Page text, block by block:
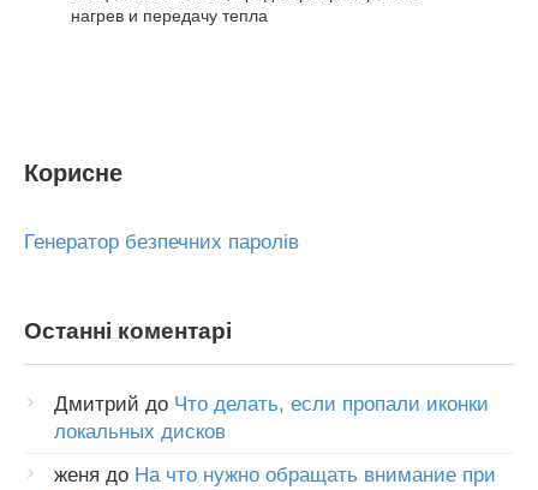
нагрев и передачу тепла
Корисне
Генератор безпечних паролів
Останні коментарі
Дмитрий до Что делать, если пропали иконки
локальных дисков
женя до На что нужно обращать внимание при